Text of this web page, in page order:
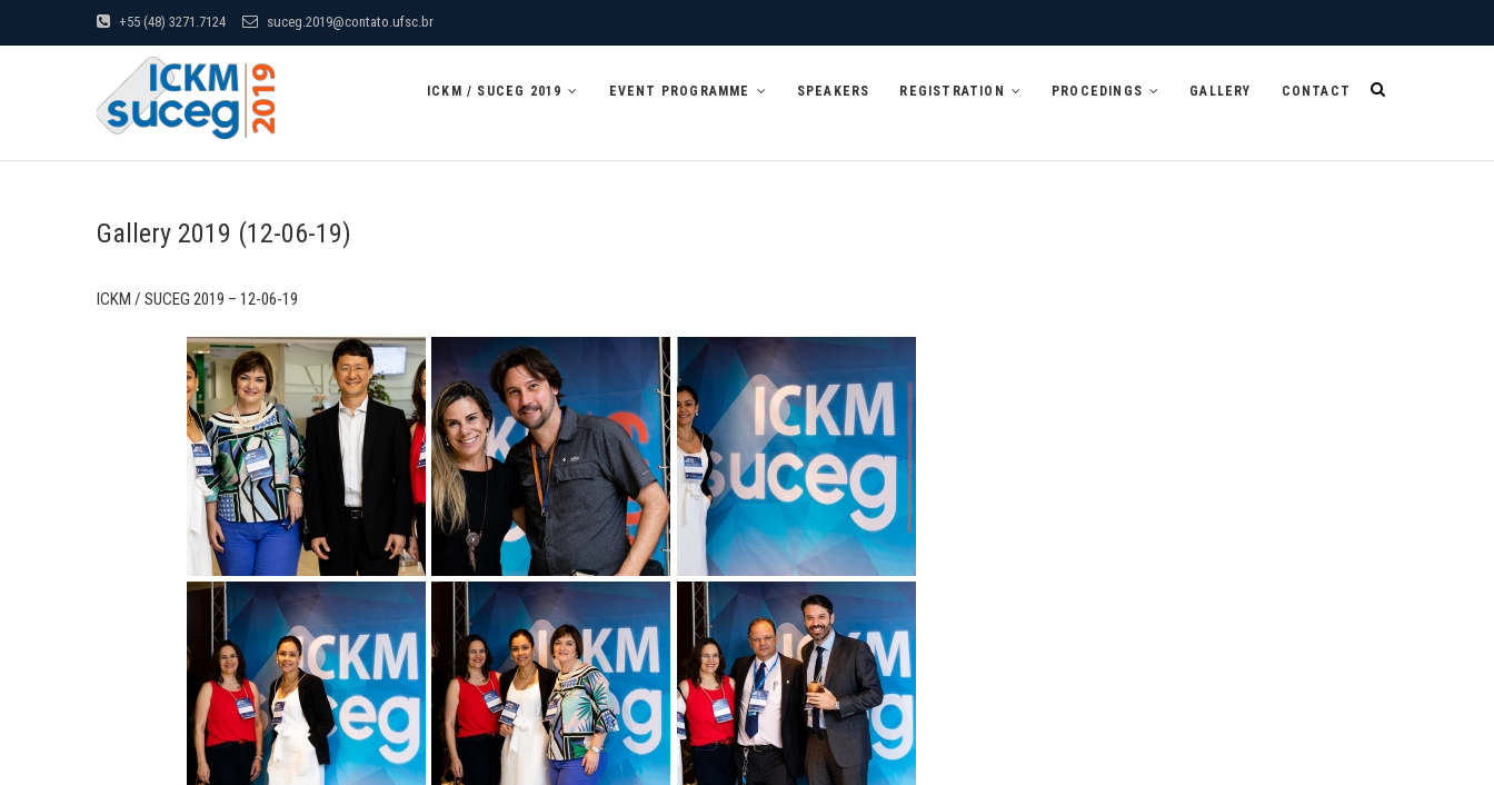
to
+55 (48) 3271.7124 suceg.2019@contato.ufsc.br
SEMINÁRIO DE UNIVERSIDADES CORPORATIVAS E ESCOLAS DE GOVERNO
ICKM / SUCEG 2019 EVENT PROGRAMME SPEAKERS REGISTRATION PROCEDINGS GALLERY CONTACT
Gallery 2019 (12-06-19)
ICKM / SUCEG 2019 – 12-06-19